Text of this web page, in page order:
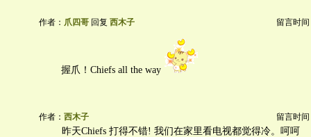
作者： 爪四哥 回复 西木子 留言时间
握爪！Chiefs all the way
作者： 西木子 留言时间
昨天Chiefs 打得不错! 我们在家里看电视都觉得冷。呵呵